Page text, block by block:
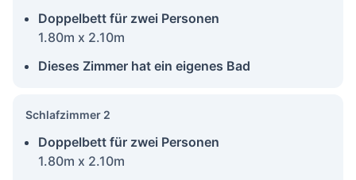
Doppelbett für zwei Personen
1.80m x 2.10m
Dieses Zimmer hat ein eigenes Bad
Schlafzimmer 2
Doppelbett für zwei Personen
1.80m x 2.10m